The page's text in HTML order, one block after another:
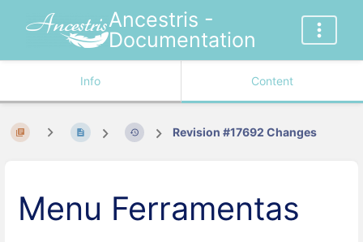
Ancestris -
Documentation
Info Content
Revision #17692 Changes
Menu Ferramentas